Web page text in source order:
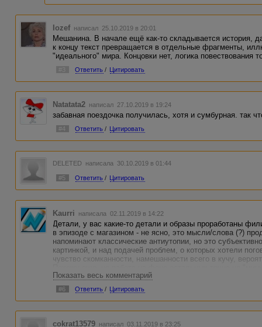
Iozef написал 25.10.2019 в 20:01
Мешанина. В начале ещё как-то складывается история,
к концу текст превращается в отдельные фрагменты,
"идеального" мира. Концовки нет, логика повествования
Ответить / Цитировать
Natatata2 написал 27.10.2019 в 19:24
забавная поездочка получилась, хотя и сумбурная. так
#4 Ответить / Цитировать
DELETED написала 30.10.2019 в 01:44
#5 Ответить / Цитировать
Kaurri написала 02.11.2019 в 14:22
Детали, у вас какие-то детали и образы проработаны
в эпизоде с магазином - не ясно, это мысли/слова (?)
напоминают классические антиутопии, но это
картинкой, и над подачей проблем, о которых хотели
чувство скомканности, намешанности всего в кучу,
против. Подумаю.
Показать весь комментарий
#6 Ответить / Цитировать
cokrat13579 написал 03.11.2019 в 23:25